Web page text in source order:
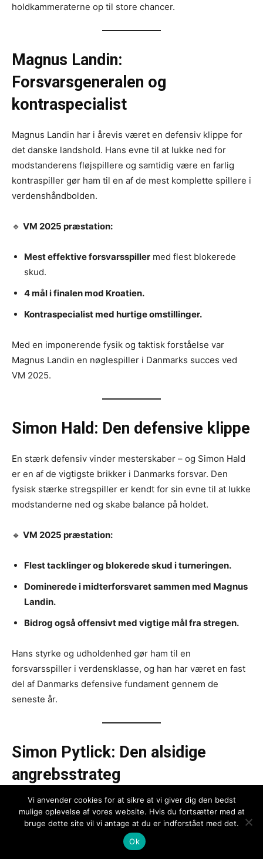
Vi anvender cookies for at sikre at vi giver dig den bedst
mulige oplevelse af vores website. Hvis du fortsætter med at
bruge dette site vil vi antage at du er indforstået med det.
Ok